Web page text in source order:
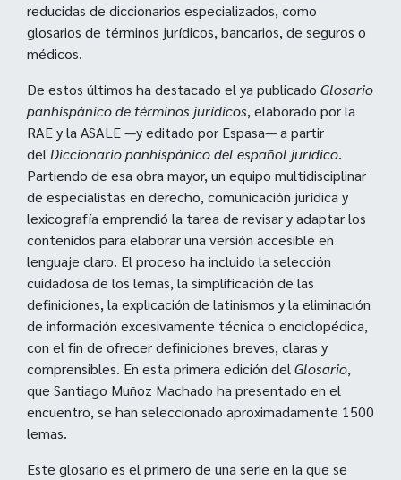
reducidas de diccionarios especializados, como
glosarios de términos jurídicos, bancarios, de seguros o
médicos.
De estos últimos ha destacado el ya publicado Glosario
panhispánico de términos jurídicos, elaborado por la
RAE y la ASALE —y editado por Espasa— a partir
delDiccionario panhispánico del español jurídico.
Partiendo de esa obra mayor, un equipo multidisciplinar
de especialistas en derecho, comunicación jurídica y
lexicografía emprendió la tarea de revisar y adaptar los
contenidos para elaborar una versión accesible en
lenguaje claro. El proceso ha incluido la selección
cuidadosa de los lemas, la simplificación de las
definiciones, la explicación de latinismos y la eliminación
de información excesivamente técnica o enciclopédica,
con el fin de ofrecer definiciones breves, claras y
comprensibles. En esta primera edición delGlosario,
que Santiago Muñoz Machado ha presentado en el
encuentro, se han seleccionado aproximadamente 1500
lemas.
Este glosario es el primero de una serie en la que se